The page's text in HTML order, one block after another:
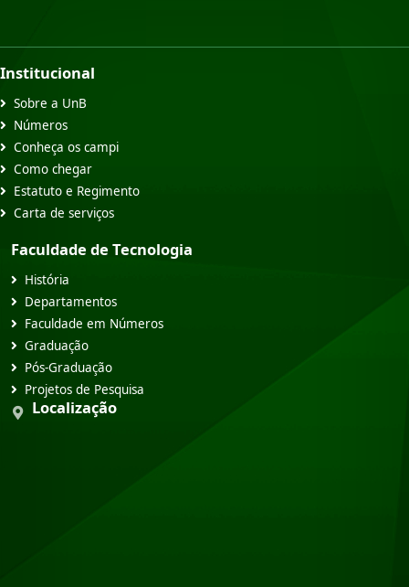
Institucional
Sobre a UnB
Números
Conheça os campi
Como chegar
Estatuto e Regimento
Carta de serviços
Faculdade de Tecnologia
História
Departamentos
Faculdade em Números
Graduação
Pós-Graduação
Projetos de Pesquisa
Localização